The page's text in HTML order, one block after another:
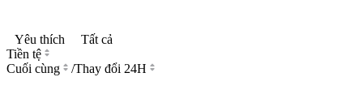
Yêu thích
Tất cả
Tiền tệ
Cuối cùng
/Thay đổi 24H